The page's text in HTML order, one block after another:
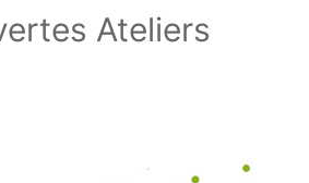
Ateliers